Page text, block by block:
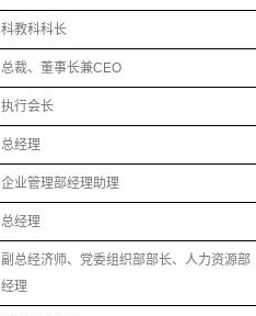
科教科科长
总裁、董事长兼CEO
执行会长
总经理
企业管理部经理助理
总经理
副总经济师、党委组织部部长、人力资源部
经理